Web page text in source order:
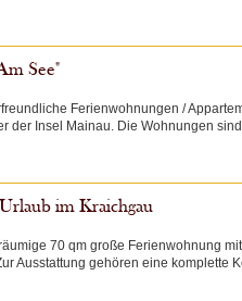
See"
Ferienwohnungen /
der Insel Mainau. Die Wohnungen
im Kraichgau
70 qm große Ferienwohnung
Ausstattung gehören eine komplette